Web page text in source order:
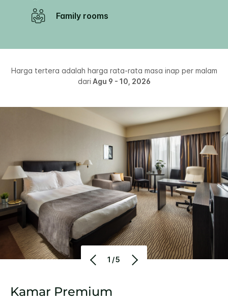
Family rooms
Harga tertera adalah harga rata-rata masa inap per malam
dari Agu 9 - 10, 2026
1/5
Kamar Premium